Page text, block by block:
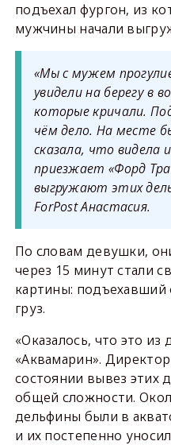
подъехал фургон, из
мужчины начали
«Мы с мужем
увидели на берегу в
которые кричали.
чём дело. На месте
сказала, что видела
приезжает «Форд
выгружают этих
ForPost Анастасия.
По словам девушки,
через 15 минут стали
картины:
груз.
«Оказалось, что это
«Аквамарин».
состоянии вывез этих
общей сложности.
дельфины были в
и их постепенно